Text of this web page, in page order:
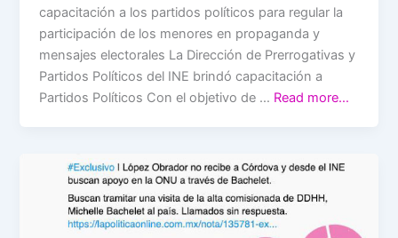
capacitación a los partidos políticos para regular la
participación de los menores en propaganda y
mensajes electorales La Dirección de Prerrogativas y
Partidos Políticos del INE brindó capacitación a
Partidos Políticos Con el objetivo de … Read more…